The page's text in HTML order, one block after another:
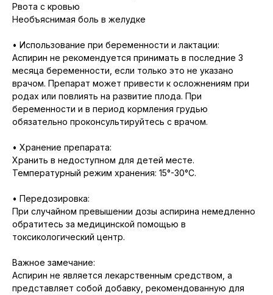
Рвота с кровью
Необъяснимая боль в желудке
• Использование при беременности и лактации:
Аспирин не рекомендуется принимать в последние 3
месяца беременности, если только это не указано
врачом. Препарат может привести к осложнениям при
родах или повлиять на развитие плода. При
беременности и в период кормления грудью
обязательно проконсультируйтесь с врачом.
• Хранение препарата:
Хранить в недоступном для детей месте.
Температурный режим хранения: 15°-30°C.
• Передозировка:
При случайном превышении дозы аспирина немедленно
обратитесь за медицинской помощью в
токсикологический центр.
Важное замечание:
Аспирин не является лекарственным средством, а
представляет собой добавку, рекомендованную для